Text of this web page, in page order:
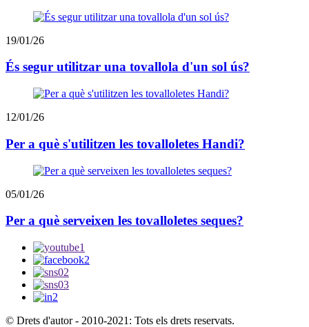
19/01/26
És segur utilitzar una tovallola d'un sol ús?
12/01/26
Per a què s'utilitzen les tovalloletes Handi?
05/01/26
Per a què serveixen les tovalloletes seques?
© Drets d'autor - 2010-2021: Tots els drets reservats.